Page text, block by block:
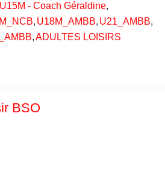
U15M - Coach Géraldine
U18M_AMBB U21_AMBB
ADULTES LOISIRS
BSO